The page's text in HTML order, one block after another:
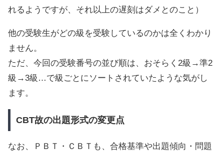
れるようですが、それ以上の遅刻はダメとのこと）
他の受験生がどの級を受験しているのかは全くわかり
ません。
ただ、今回の受験番号の並び順は、おそらく2級→準2
級→3級…で級ごとにソートされていたような気がし
ます。
CBT故の出題形式の変更点
なお、ＰＢＴ・ＣＢＴも、合格基準や出題傾向・問題